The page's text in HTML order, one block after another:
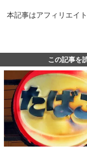
本記事はアフィリエイ
この記事を